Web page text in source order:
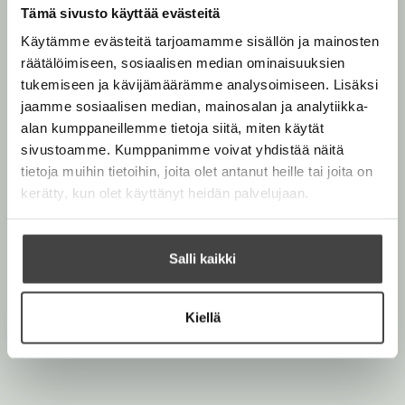
Tämä sivusto käyttää evästeitä
Käytämme evästeitä tarjoamamme sisällön ja mainosten
räätälöimiseen, sosiaalisen median ominaisuuksien
tukemiseen ja kävijämäärämme analysoimiseen. Lisäksi
jaamme sosiaalisen median, mainosalan ja analytiikka-
alan kumppaneillemme tietoja siitä, miten käytät
sivustoamme. Kumppanimme voivat yhdistää näitä
tietoja muihin tietoihin, joita olet antanut heille tai joita on
kerätty, kun olet käyttänyt heidän palvelujaan.
Salli kaikki
Kiellä
Orhan Pamuk
Orhan Pamuk on Turkin merkittävin ja kansainvälisesti
tunnetuin nykykirjailija. Häntä kiitetään erityisesti
idän ja lännen ristiriitojen kuvaamisesta ja
ainutlaatuisesta kyvystä rakentaa siltoja kulttuurien
välille. Pamukin teokset ovat olleet suuria
myyntimenestyksiä hänen kotimaassaan ja niitä on
Pamukin yhdeksi 14 eurooppalaisesta, joiden
uudenlainen ajattelu näyttää maanosalle tietä uudelle
vuosituhannelle.
Lue lisää tekijästä
O
r